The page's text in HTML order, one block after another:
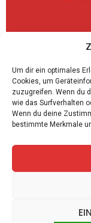
Um dir ein optimales
Cookies, um
zuzugreifen. Wenn du
wie das Surfverhalten
Wenn du deine
bestimmte Merkmale